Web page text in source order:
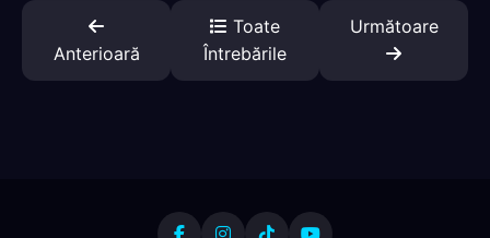
Anterioară
Toate
Întrebările
Următoare